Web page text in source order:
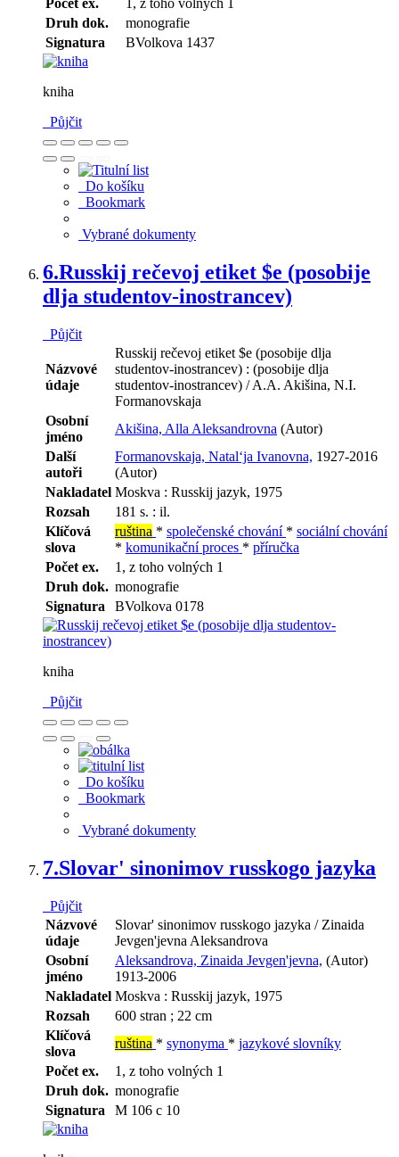
Počet ex.
1, z toho volných 1
Druh dok.
monografie
Signatura
BVolkova 1437
kniha
Půjčit
Do košíku
Bookmark
Vybrané dokumenty
6.Russkij rečevoj etiket $e (posobije
dlja studentov-inostrancev)
Půjčit
Názvové
údaje
Russkij rečevoj etiket $e (posobije dlja
studentov-inostrancev) : (posobije dlja
studentov-inostrancev) / A.A. Akišina, N.I.
Formanovskaja
Osobní
jméno
Akišina, Alla Aleksandrovna (Autor)
Další
autoři
Formanovskaja, Natal‘ja Ivanovna, 1927-2016
(Autor)
Nakladatel Moskva : Russkij jazyk, 1975
Rozsah
181 s. : il.
Klíčová
slova
ruština * společenské chování * sociální chování
* komunikační proces * příručka
Počet ex.
1, z toho volných 1
Druh dok. monografie
Signatura
BVolkova 0178
kniha
Půjčit
Do košíku
Bookmark
Vybrané dokumenty
7.Slovar' sinonimov russkogo jazyka
Půjčit
Názvové
údaje
Slovar' sinonimov russkogo jazyka / Zinaida
Jevgen'jevna Aleksandrova
Osobní
jméno
Aleksandrova, Zinaida Jevgen'jevna, (Autor)
1913-2006
Nakladatel Moskva : Russkij jazyk, 1975
Rozsah
600 stran ; 22 cm
Klíčová
slova
ruština * synonyma * jazykové slovníky
Počet ex.
1, z toho volných 1
Druh dok. monografie
Signatura
M 106 c 10